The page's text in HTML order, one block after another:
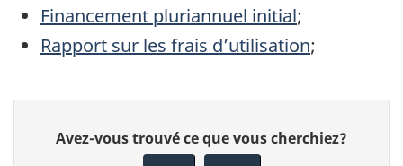
Financement pluriannuel initial;
Rapport sur les frais d’utilisation;
Donnez
votre
Avez-vous trouvé ce que vous cherchiez?